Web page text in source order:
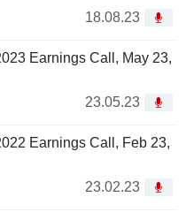
18.08.23
Earnings Call, May 23,
23.05.23
Earnings Call, Feb 23,
23.02.23